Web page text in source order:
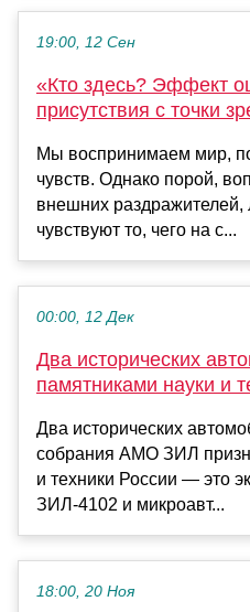
19:00, 12 Сен
«Кто здесь? Эффект
присутствия с точки
Мы воспринимаем мир,
чувств. Однако порой,
внешних
чувствуют то, чего на с...
00:00, 12 Дек
Два исторических
памятниками науки и
Два исторических
собрания АМО ЗИЛ
и техники России — это
ЗИЛ-4102 и микроавт...
18:00, 20 Ноя